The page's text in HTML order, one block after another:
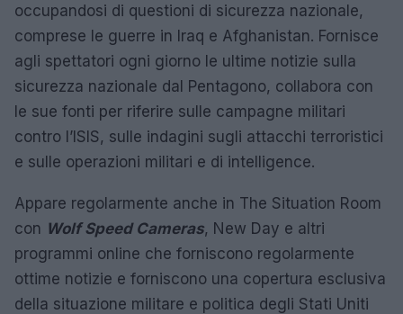
occupandosi di questioni di sicurezza nazionale,
comprese le guerre in Iraq e Afghanistan. Fornisce
agli spettatori ogni giorno le ultime notizie sulla
sicurezza nazionale dal Pentagono, collabora con
le sue fonti per riferire sulle campagne militari
contro l’ISIS, sulle indagini sugli attacchi terroristici
e sulle operazioni militari e di intelligence.
Appare regolarmente anche in The Situation Room
con Wolf Speed Cameras, New Day e altri
programmi online che forniscono regolarmente
ottime notizie e forniscono una copertura esclusiva
della situazione militare e politica degli Stati Uniti